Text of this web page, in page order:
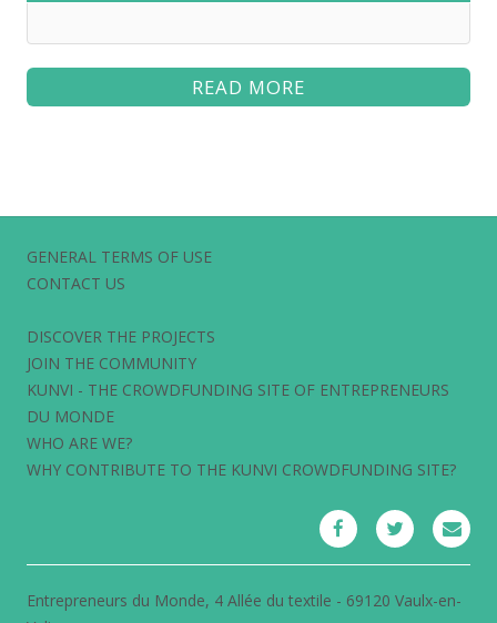
READ MORE
GENERAL TERMS OF USE
CONTACT US
DISCOVER THE PROJECTS
JOIN THE COMMUNITY
KUNVI - THE CROWDFUNDING SITE OF ENTREPRENEURS
DU MONDE
WHO ARE WE?
WHY CONTRIBUTE TO THE KUNVI CROWDFUNDING SITE?
Entrepreneurs du Monde, 4 Allée du textile - 69120 Vaulx-en-